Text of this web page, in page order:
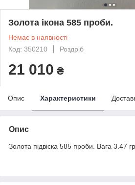
Золота ікона 585 проби.
Немає в наявності
Код: 350210
Роздріб
21 010 ₴
Опис Характеристики
Опис
Золота підвіска 585 проби. Вага 3.47